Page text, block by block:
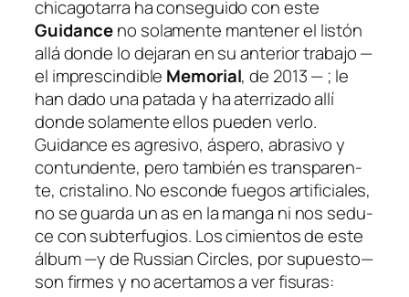
chica­gota­rra ha con­se­gui­do con es­te
Guidanceno so­la­men­te man­te­ner el lis­tón
allá don­de lo de­ja­ran en su an­te­rior tra­ba­jo —
el im­pres­cin­di­ble Memorial, de 2013 — ; le
han da­do una pa­ta­da y ha ate­rri­za­do allí
don­de so­la­men­te ellos pue­den ver­lo.
Guidancees agre­si­vo, ás­pe­ro, abra­si­vo y
con­tun­den­te, pe­ro tam­bién es trans­pa­ren­
te, cris­ta­lino. No es­con­de fue­gos ar­ti­fi­cia­les,
no se guar­da un as en la man­ga ni nos se­du­
ce con sub­ter­fu­gios. Los ci­mien­tos de es­te
ál­bum —y de Russian Circles, por su­pues­to—
son fir­mes y no acer­ta­mos a ver fi­su­ras: